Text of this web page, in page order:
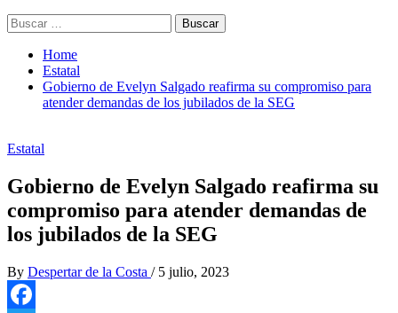
Buscar:
Home
Estatal
Gobierno de Evelyn Salgado reafirma su compromiso para
atender demandas de los jubilados de la SEG
Estatal
Gobierno de Evelyn Salgado reafirma su
compromiso para atender demandas de
los jubilados de la SEG
By Despertar de la Costa / 5 julio, 2023